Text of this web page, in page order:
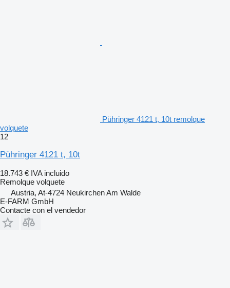
Pühringer 4121 t, 10t remolque
volquete
12
Pühringer 4121 t, 10t
18.743 € IVA incluido
Remolque volquete
Austria, At-4724 Neukirchen Am Walde
E-FARM GmbH
Contacte con el vendedor